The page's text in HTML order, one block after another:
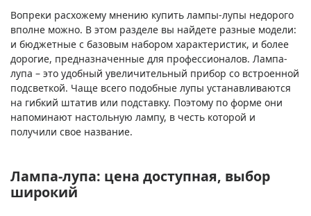
Вопреки расхожему мнению купить лампы-лупы недорого
вполне можно. В этом разделе вы найдете разные модели:
и бюджетные с базовым набором характеристик, и более
дорогие, предназначенные для профессионалов. Лампа-
лупа – это удобный увеличительный прибор со встроенной
подсветкой. Чаще всего подобные лупы устанавливаются
на гибкий штатив или подставку. Поэтому по форме они
напоминают настольную лампу, в честь которой и
получили свое название.
Лампа-лупа: цена доступная, выбор
широкий